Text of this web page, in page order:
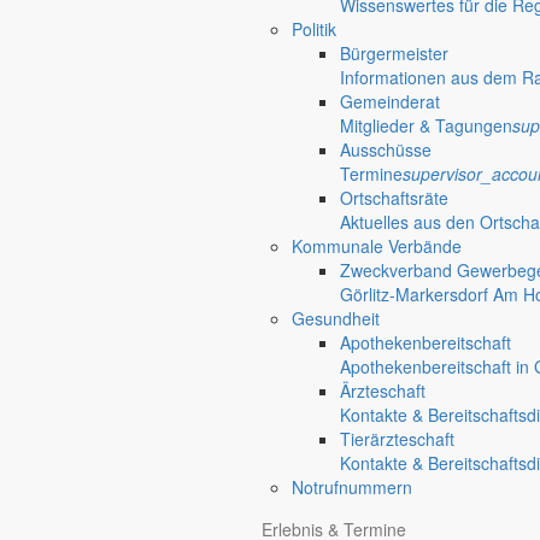
Wissenswertes für die
Politik
Bürgermeister
Informationen aus dem
Gemeinderat
Mitglieder & Tagungen
Ausschüsse
Termine
Ortschaftsräte
Aktuelles aus den
Kommunale Verbände
Zweckverband
Görlitz-Markersdorf Am
Gesundheit
Apothekenbereitschaft
Apothekenbereitschaft in
Ärzteschaft
Kontakte &
Tierärzteschaft
Kontakte &
Notrufnummern
Erlebnis & Termine